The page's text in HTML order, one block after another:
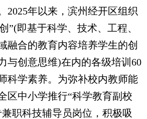
2025年以来，滨州经开区组织
”(即基于科学、技术、工程、
融合的教育内容培养学生的创
与创意思维)在内的各级培训60
科学素养。为弥补校内教师能
区中小学推行“科学教育副校
职科技辅导员岗位，积极吸